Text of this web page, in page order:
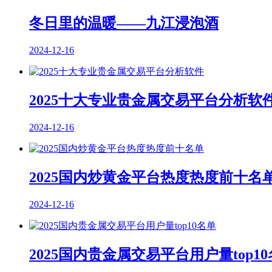
冬日里的温暖——九江浸泡酒
2024-12-16
2025十大专业贵金属交易平台分析软
2024-12-16
2025国内炒黄金平台热度热度前十名
2024-12-16
2025国内贵金属交易平台用户量top10